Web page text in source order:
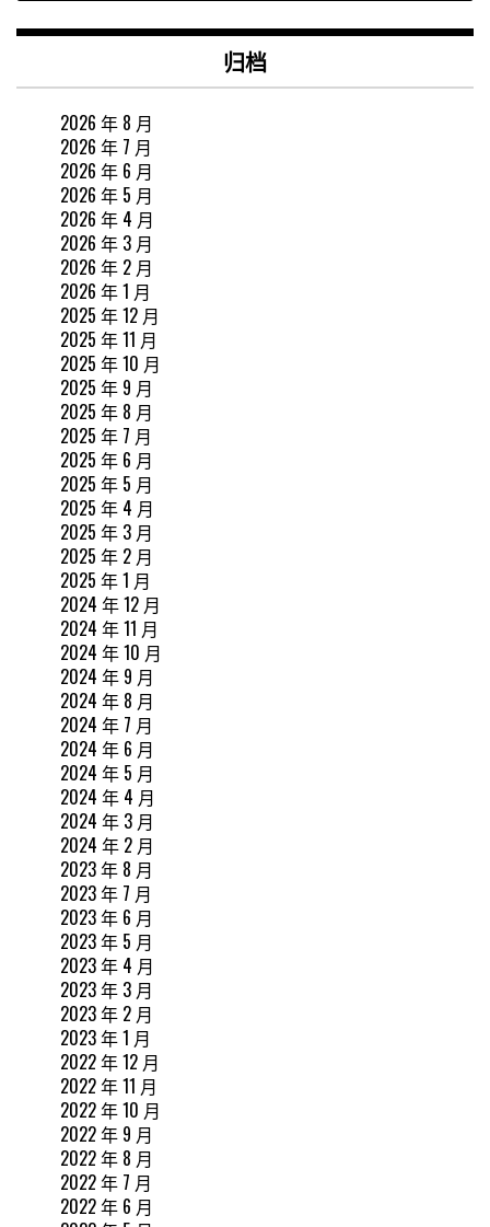
归档
2026 年 8 月
2026 年 7 月
2026 年 6 月
2026 年 5 月
2026 年 4 月
2026 年 3 月
2026 年 2 月
2026 年 1 月
2025 年 12 月
2025 年 11 月
2025 年 10 月
2025 年 9 月
2025 年 8 月
2025 年 7 月
2025 年 6 月
2025 年 5 月
2025 年 4 月
2025 年 3 月
2025 年 2 月
2025 年 1 月
2024 年 12 月
2024 年 11 月
2024 年 10 月
2024 年 9 月
2024 年 8 月
2024 年 7 月
2024 年 6 月
2024 年 5 月
2024 年 4 月
2024 年 3 月
2024 年 2 月
2023 年 8 月
2023 年 7 月
2023 年 6 月
2023 年 5 月
2023 年 4 月
2023 年 3 月
2023 年 2 月
2023 年 1 月
2022 年 12 月
2022 年 11 月
2022 年 10 月
2022 年 9 月
2022 年 8 月
2022 年 7 月
2022 年 6 月